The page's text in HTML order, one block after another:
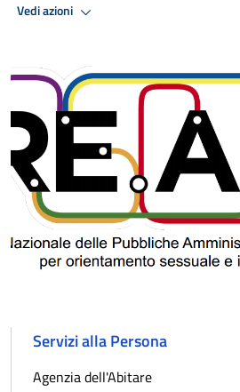
Vedi azioni
Servizi alla Persona
Agenzia dell'Abitare